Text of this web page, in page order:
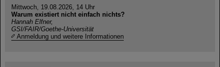
Mittwoch, 19.08.2026, 14 Uhr
Warum existiert nicht einfach nichts?
Hannah Elfner,
GSI/FAIR/Goethe-Universität
Anmeldung und weitere Informationen